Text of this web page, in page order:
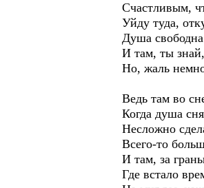
Счастливым,
Уйду туда,
Душа свободна
И там, ты
Но, жаль
Ведь там во
Когда душа
Несложно
Всего-то
И там, за
Где встало